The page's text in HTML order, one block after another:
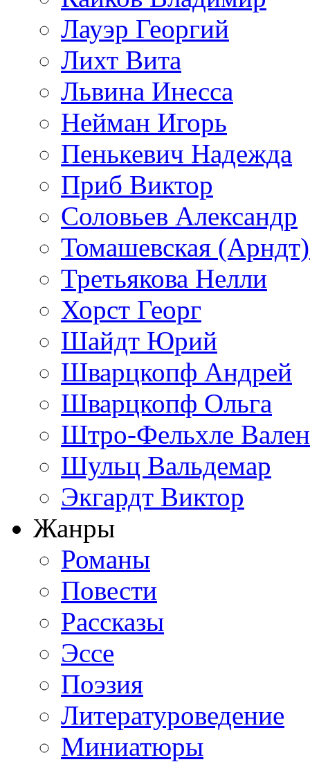
Лауэр Георгий
Лихт Вита
Львина Инесса
Нейман Игорь
Пенькевич Надежда
Приб Виктор
Соловьев Александр
Томашевская
Третьякова Нелли
Хорст Георг
Шайдт Юрий
Шварцкопф Андрей
Шварцкопф Ольга
Штро-Фельхле
Шульц Вальдемар
Экгардт Виктор
Жанры
Романы
Повести
Рассказы
Эссе
Поэзия
Литературоведение
Миниатюры